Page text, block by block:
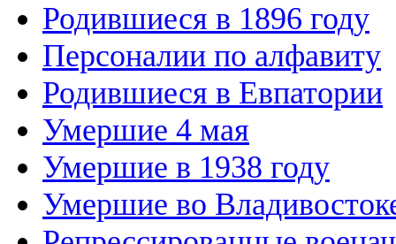
Родившиеся в 1896 году
Персоналии по алфавиту
Родившиеся в Евпатории
Умершие 4 мая
Умершие в 1938 году
Умершие во